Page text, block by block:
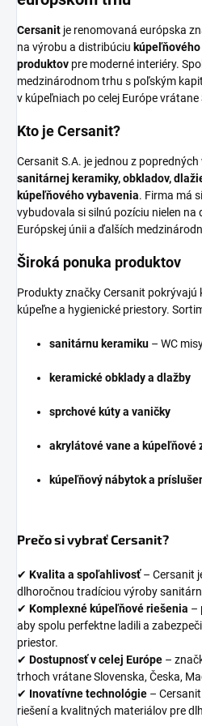
Cersanit je renomovaná európska
na výrobu a distribúciu
produktov pre moderné interiéry.
medzinárodnom trhu s poľským
v kúpeľniach po celej Európe vrátane
Kto je Cersanit?
Cersanit S.A. je jednou z
sanitárnej keramiky, obkladov,
kúpeľňového vybavenia. Firma má
vybudovala si silnú pozíciu nielen na
Európskej únii a ďalších
Široká ponuka produktov
Produkty značky Cersanit pokrývajú
kúpeľne a hygienické priestory.
sanitárnu keramiku – WC
keramické obklady a dlažby
sprchové kúty a vaničky
akrylátové vane a kúpeľňové
kúpeľňový nábytok a
Prečo si vybrať Cersanit?
✔ Kvalita a spoľahlivosť– Cersanit
dlhoročnou tradíciou výroby
✔ Komplexné kúpeľňové riešenia –
aby spolu perfektne ladili a
priestor.
✔ Dostupnosť v celej Európe –
trhoch vrátane Slovenska, Česka,
✔ Inovatívne technológie –
riešení a kvalitných materiálov pre